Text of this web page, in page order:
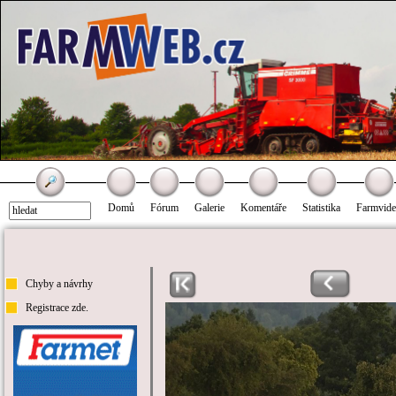
Domů Fórum Galerie Komentáře Statistika
Chyby a návrhy
Registrace zde.